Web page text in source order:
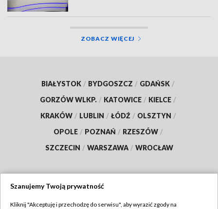
ZOBACZ WIĘCEJ
BIAŁYSTOK / BYDGOSZCZ / GDAŃSK /
GORZÓW WLKP. / KATOWICE / KIELCE /
KRAKÓW / LUBLIN / ŁÓDŹ / OLSZTYN /
OPOLE / POZNAŃ / RZESZÓW /
SZCZECIN / WARSZAWA / WROCŁAW
Szanujemy Twoją prywatność
Kliknij "Akceptuję i przechodzę do serwisu", aby wyrazić zgody na